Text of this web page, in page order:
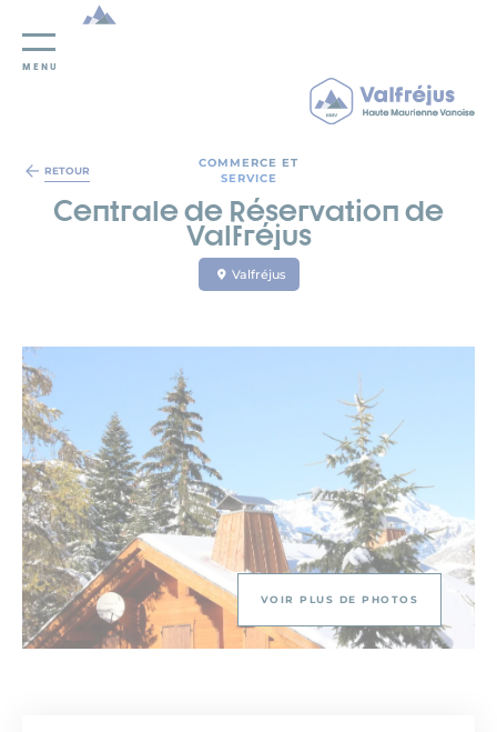
Panneau de gestion des cookies
MENU
RETOUR
COMMERCE ET
SERVICE
Centrale de Réservation de
Valfréjus
Valfréjus
VOIR PLUS DE PHOTOS